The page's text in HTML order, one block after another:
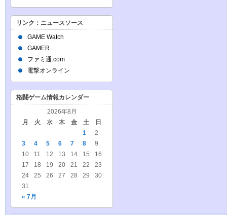
リンク：ニュースソース
GAME Watch
GAMER
ファミ通.com
電撃オンライン
格闘ゲーム情報カレンダー
2026年8月
月
火 水 木 金 土 日
« 7月
1
2
3
4 5 6 7 8
9
10
11 12 13 14 15
16
17
18 19 20 21 22
23
24
25 26 27 28 29
30
31